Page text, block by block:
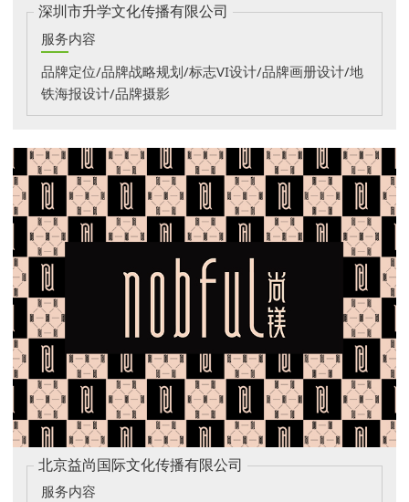
深圳市升学文化传播有限公司
服务内容
品牌定位/品牌战略规划/标志VI设计/品牌画册设计/地
铁海报设计/品牌摄影
北京益尚国际文化传播有限公司
服务内容